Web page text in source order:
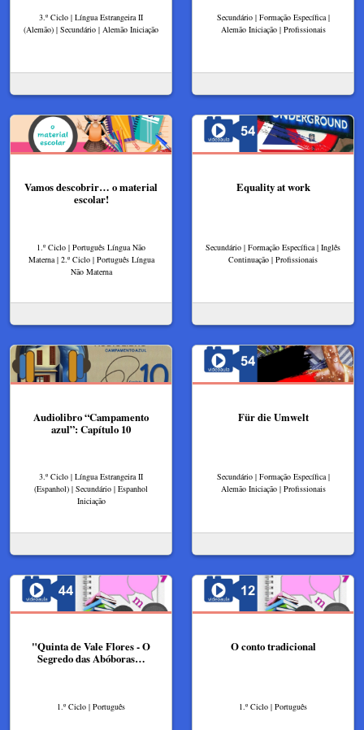
3.º Ciclo | Língua Estrangeira II
(Alemão) | Secundário | Alemão Iniciação
Secundário | Formação Específica |
Alemão Iniciação | Profissionais
Vamos descobrir… o material
escolar!
1.º Ciclo | Português Língua Não
Materna | 2.º Ciclo | Português Língua
Não Materna
Equality at work
Secundário | Formação Específica | Inglês
Continuação | Profissionais
Audiolibro “Campamento
azul”: Capítulo 10
3.º Ciclo | Língua Estrangeira II
(Espanhol) | Secundário | Espanhol
Iniciação
Für die Umwelt
Secundário | Formação Específica |
Alemão Iniciação | Profissionais
"Quinta de Vale Flores - O
Segredo das Abóboras…
1.º Ciclo | Português
O conto tradicional
1.º Ciclo | Português